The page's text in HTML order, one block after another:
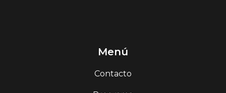
Menú
Contacto